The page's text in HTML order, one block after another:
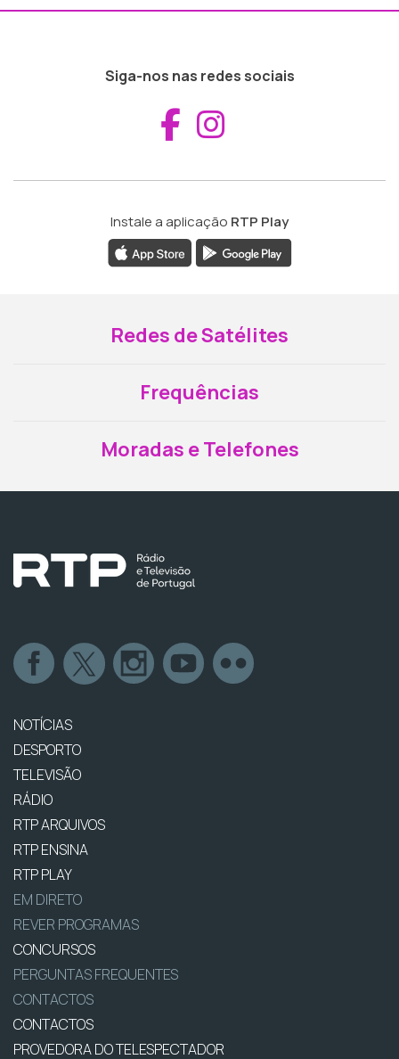
Siga-nos nas redes sociais
Aceder ao
Instale a aplicação RTP Play
Redes de Satélites
Frequências
Moradas e Telefones
NOTÍCIAS
DESPORTO
TELEVISÃO
RÁDIO
RTP ARQUIVOS
RTP ENSINA
RTP PLAY
EM DIRETO
REVER PROGRAMAS
CONCURSOS
PERGUNTAS FREQUENTES
CONTACTOS
CONTACTOS
PROVEDORA DO TELESPECTADOR